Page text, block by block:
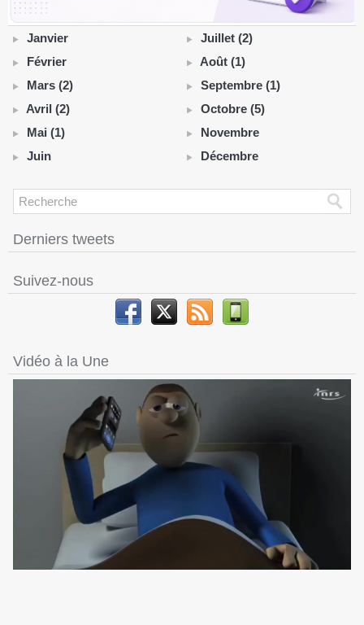
Janvier
Février
Mars (2)
Avril (2)
Mai (1)
Juin
Juillet (2)
Août (1)
Septembre (1)
Octobre (5)
Novembre
Décembre
Derniers tweets
Suivez-nous
Vidéo à la Une